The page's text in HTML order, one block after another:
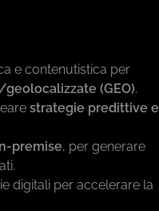
e contenutistica per
(GEO).
strategie predittive e
premise, per generare
digitali per accelerare la